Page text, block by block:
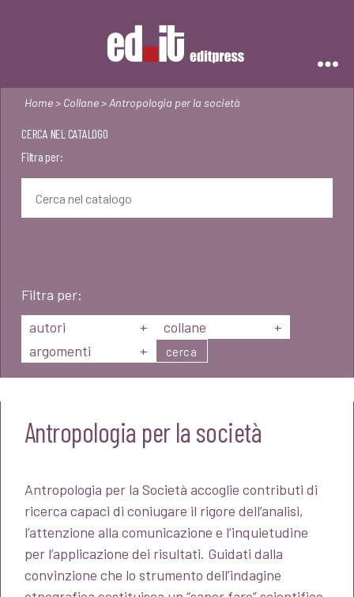
Home> Collane> Antropologia per la società
CERCA NEL CATALOGO
Filtra per:
Filtra per:
autori
+ collane
+
argomenti
+ cerca
Antropologia per la società
Antropologia per la Società accoglie contributi di
ricerca capaci di coniugare il rigore dell’analisi,
l’attenzione alla comunicazione e l’inquietudine
per l’applicazione dei risultati. Guidati dalla
convinzione che lo strumento dell’indagine